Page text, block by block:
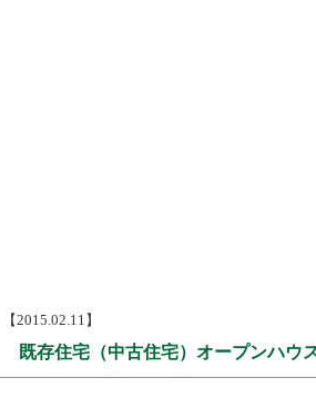
【2015.02.11】
既存住宅（中古住宅）オープンハウ